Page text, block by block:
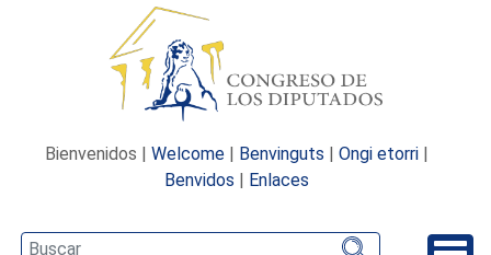
Bienvenidos | Welcome | Benvinguts | Ongi etorri |
Benvidos | Enlaces